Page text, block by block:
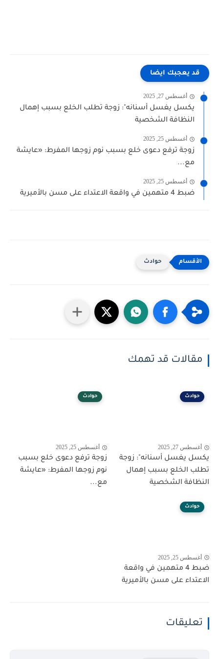
قد يعجبك ايضا
أغسطس 27, 2025
يكسل يغسل أسنانه": زوجة تطلب الخلع بسبب إهمال
النظافة الشخصية
أغسطس 25, 2025
زوجة ترفع دعوى خلع بسبب نوم زوجها المفرط: «عايشة
مع...
أغسطس 25, 2025
ضبط 4 متهمين في واقعة الاعتداء على مسن بالأميرية
حوادث
مقالات قد تهمك
حوادث
أغسطس 27, 2025
يكسل يغسل أسنانه": زوجة
تطلب الخلع بسبب إهمال
النظافة الشخصية
حوادث
أغسطس 25, 2025
زوجة ترفع دعوى خلع بسبب
نوم زوجها المفرط: «عايشة
مع...
حوادث
أغسطس 25, 2025
ضبط 4 متهمين في واقعة
الاعتداء على مسن بالأميرية
تعليقات